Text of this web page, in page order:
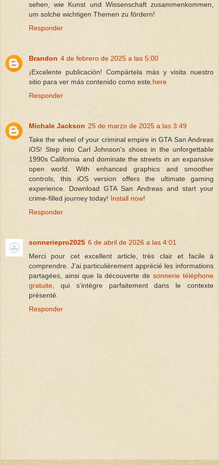
sehen, wie Kunst und Wissenschaft zusammenkommen,
um solche wichtigen Themen zu fördern!
Responder
Brandon 4 de febrero de 2025 a las 5:00
¡Excelente publicación! Compártela más y visita nuestro
sitio para ver más contenido como este. here
Responder
Michale Jackson 25 de marzo de 2025 a las 3:49
Take the wheel of your criminal empire in GTA San Andreas
iOS! Step into Carl Johnson's shoes in the unforgettable
1990s California and dominate the streets in an expansive
open world. With enhanced graphics and smoother
controls, this iOS version offers the ultimate gaming
experience. Download GTA San Andreas and start your
crime-filled journey today! Install now!
Responder
sonneriepro2025 6 de abril de 2026 a las 4:01
Merci pour cet excellent article, très clair et facile à
comprendre. J’ai particulièrement apprécié les informations
partagées, ainsi que la découverte desonnerie téléphone
gratuite , qui s’intègre parfaitement dans le contexte
présenté.
Responder